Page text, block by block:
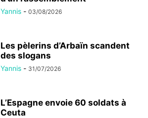
Yannis - 03/08/2026
Les pèlerins d’Arbaïn scandent
des slogans
Yannis - 31/07/2026
L’Espagne envoie 60 soldats à
Ceuta